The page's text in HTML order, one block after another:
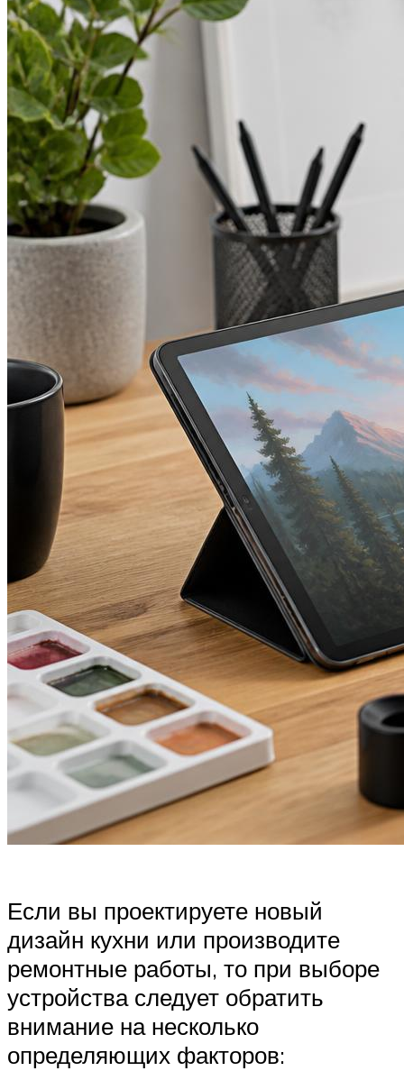
Если вы проектируете новый
дизайн кухни или производите
ремонтные работы, то при выборе
устройства следует обратить
внимание на несколько
определяющих факторов: